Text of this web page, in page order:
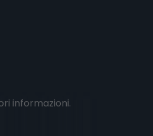
informazioni.